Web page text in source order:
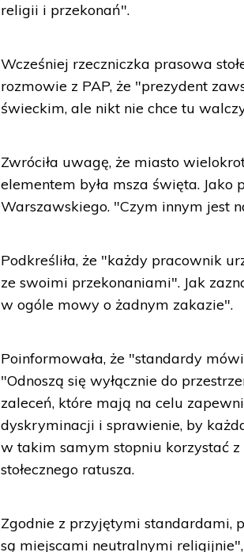
religii i przekonań".
Wcześniej rzeczniczka prasowa
rozmowie z PAP, że "prezydent
świeckim, ale nikt nie chce tu
Zwróciła uwagę, że miasto
elementem była msza święta. Jako
Warszawskiego. "Czym innym jest
Podkreśliła, że "każdy pracownik
ze swoimi przekonaniami". Jak
w ogóle mowy o żadnym zakazie".
Poinformowała, że "standardy
"Odnoszą się wyłącznie do
zaleceń, które mają na celu
dyskryminacji i sprawienie, by
w takim samym stopniu korzystać
stołecznego ratusza.
Zgodnie z przyjętymi standardami,
są miejscami neutralnymi